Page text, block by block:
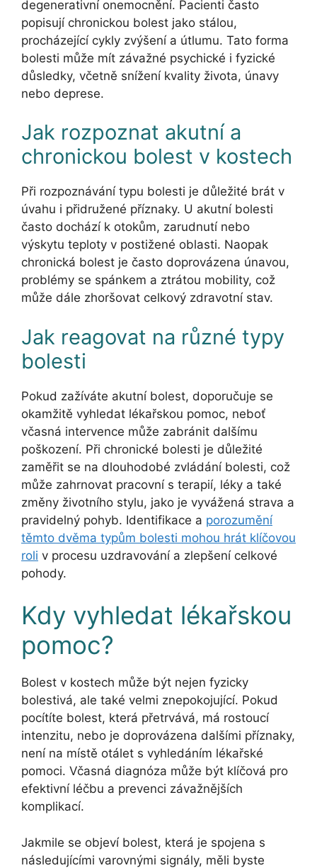
degenerativní onemocnění. Pacienti často
popisují chronickou bolest jako stálou,
procházející cykly zvýšení a útlumu. Tato forma
bolesti může mít závažné psychické i fyzické
důsledky, včetně snížení kvality života, únavy
nebo deprese.
Jak rozpoznat akutní a
chronickou bolest v kostech
Při rozpoznávání typu bolesti je důležité brát v
úvahu i přidružené příznaky. U akutní bolesti
často dochází k otokům, zarudnutí nebo
výskytu teploty v postižené oblasti. Naopak
chronická bolest je často doprovázena únavou,
problémy se spánkem a ztrátou mobility, což
může dále zhoršovat celkový zdravotní stav.
Jak reagovat na různé typy
bolesti
Pokud zažíváte akutní bolest, doporučuje se
okamžitě vyhledat lékařskou pomoc, neboť
včasná intervence může zabránit dalšímu
poškození. Při chronické bolesti je důležité
zaměřit se na dlouhodobé zvládání bolesti, což
může zahrnovat pracovní s terapií, léky a také
změny životního stylu, jako je vyvážená strava a
pravidelný pohyb. Identifikace a porozumění
těmto dvěma typům bolesti mohou hrát klíčovou
roli v procesu uzdravování a zlepšení celkové
pohody.
Kdy vyhledat lékařskou
pomoc?
Bolest v kostech může být nejen fyzicky
bolestivá, ale také velmi znepokojující. Pokud
pocítíte bolest, která přetrvává, má rostoucí
intenzitu, nebo je doprovázena dalšími příznaky,
není na místě otálet s vyhledáním lékařské
pomoci. Včasná diagnóza může být klíčová pro
efektivní léčbu a prevenci závažnějších
komplikací.
Jakmile se objeví bolest, která je spojena s
následujícími varovnými signály, měli byste